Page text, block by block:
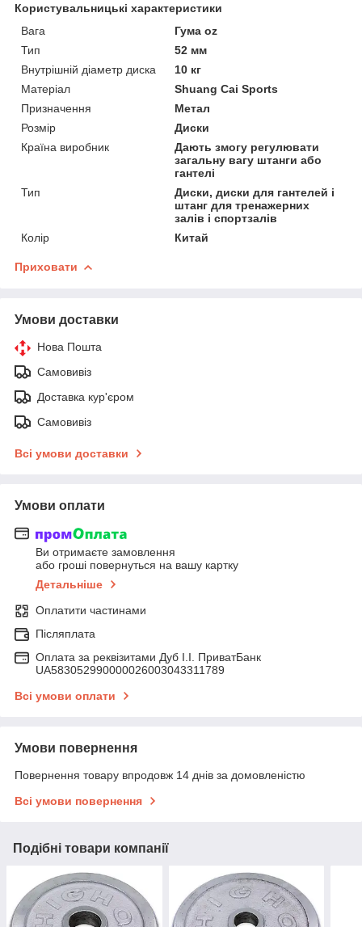
Користувальницькі характеристики
Вага
Гума oz
Тип
52 мм
Внутрішній діаметр диска
10 кг
Матеріал
Shuang Cai Sports
Призначення
Метал
Розмір
Диски
Країна виробник
Дають змогу регулювати
загальну вагу штанги або
гантелі
Тип
Диски, диски для гантелей і
штанг для тренажерних
залів і спортзалів
Колір
Китай
Приховати
Умови доставки
Нова Пошта
Самовивіз
Доставка кур'єром
Самовивіз
Всі умови доставки
Умови оплати
Ви отримаєте замовлення
або гроші повернуться на вашу картку
Детальніше
Оплатити частинами
Післяплата
Оплата за реквізитами Дуб І.І. ПриватБанк
UA583052990000026003043311789
Всі умови оплати
Умови повернення
Повернення товару впродовж 14 днів за домовленістю
Всі умови повернення
Подібні товари компанії